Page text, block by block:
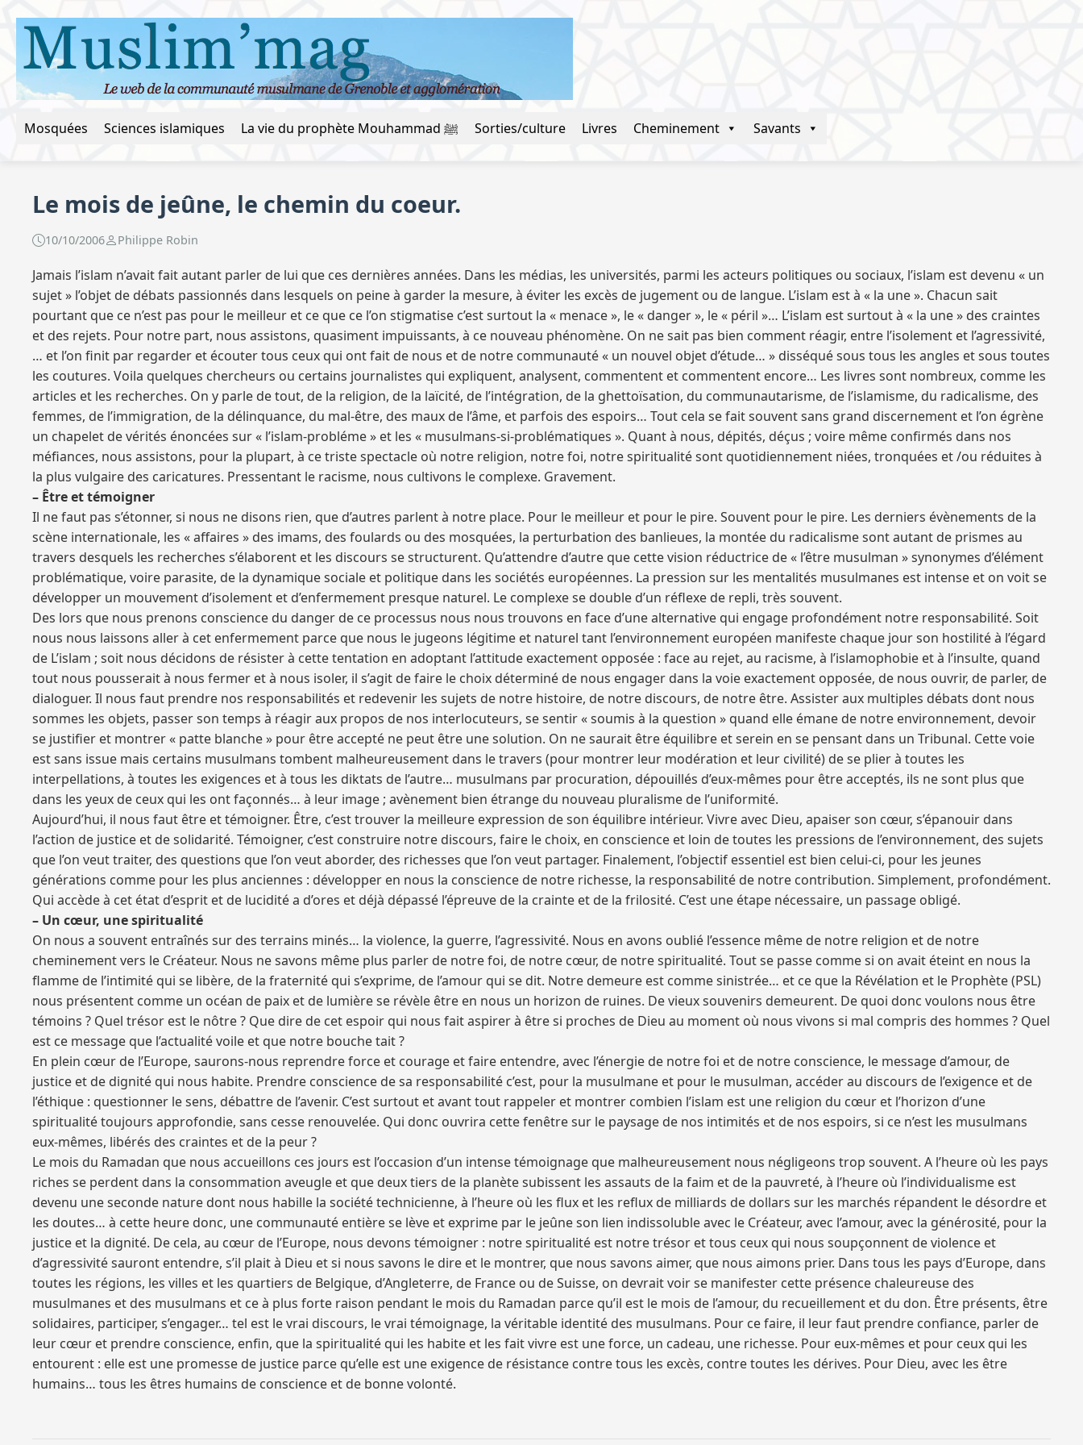
Mosquées Sciences islamiques La vie du prophète Mouhammad ﷺ Sorties/culture Livres Cheminement Savants
Le mois de jeûne, le chemin du coeur.
10/10/2006 Philippe Robin
Jamais l’islam n’avait fait autant parler de lui que ces dernières années. Dans les médias, les universités, parmi les acteurs politiques ou sociaux, l’islam est devenu « un
sujet » l’objet de débats passionnés dans lesquels on peine à garder la mesure, à éviter les excès de jugement ou de langue. L’islam est à « la une ». Chacun sait
pourtant que ce n’est pas pour le meilleur et ce que ce l’on stigmatise c’est surtout la « menace », le « danger », le « péril »… L’islam est surtout à « la une » des craintes
et des rejets. Pour notre part, nous assistons, quasiment impuissants, à ce nouveau phénomène. On ne sait pas bien comment réagir, entre l’isolement et l’agressivité,
… et l’on finit par regarder et écouter tous ceux qui ont fait de nous et de notre communauté « un nouvel objet d’étude… » disséqué sous tous les angles et sous toutes
les coutures. Voila quelques chercheurs ou certains journalistes qui expliquent, analysent, commentent et commentent encore… Les livres sont nombreux, comme les
articles et les recherches. On y parle de tout, de la religion, de la laïcité, de l’intégration, de la ghettoïsation, du communautarisme, de l’islamisme, du radicalisme, des
femmes, de l’immigration, de la délinquance, du mal-être, des maux de l’âme, et parfois des espoirs… Tout cela se fait souvent sans grand discernement et l’on égrène
un chapelet de vérités énoncées sur « l’islam-probléme » et les « musulmans-si-problématiques ». Quant à nous, dépités, déçus ; voire même confirmés dans nos
méfiances, nous assistons, pour la plupart, à ce triste spectacle où notre religion, notre foi, notre spiritualité sont quotidiennement niées, tronquées et /ou réduites à
la plus vulgaire des caricatures. Pressentant le racisme, nous cultivons le complexe. Gravement.
– Être et témoigner
Il ne faut pas s’étonner, si nous ne disons rien, que d’autres parlent à notre place. Pour le meilleur et pour le pire. Souvent pour le pire. Les derniers évènements de la
scène internationale, les « affaires » des imams, des foulards ou des mosquées, la perturbation des banlieues, la montée du radicalisme sont autant de prismes au
travers desquels les recherches s’élaborent et les discours se structurent. Qu’attendre d’autre que cette vision réductrice de « l’être musulman » synonymes d’élément
problématique, voire parasite, de la dynamique sociale et politique dans les sociétés européennes. La pression sur les mentalités musulmanes est intense et on voit se
développer un mouvement d’isolement et d’enfermement presque naturel. Le complexe se double d’un réflexe de repli, très souvent.
Des lors que nous prenons conscience du danger de ce processus nous nous trouvons en face d’une alternative qui engage profondément notre responsabilité. Soit
nous nous laissons aller à cet enfermement parce que nous le jugeons légitime et naturel tant l’environnement européen manifeste chaque jour son hostilité à l’égard
de L’islam ; soit nous décidons de résister à cette tentation en adoptant l’attitude exactement opposée : face au rejet, au racisme, à l’islamophobie et à l’insulte, quand
tout nous pousserait à nous fermer et à nous isoler, il s’agit de faire le choix déterminé de nous engager dans la voie exactement opposée, de nous ouvrir, de parler, de
dialoguer. Il nous faut prendre nos responsabilités et redevenir les sujets de notre histoire, de notre discours, de notre être. Assister aux multiples débats dont nous
sommes les objets, passer son temps à réagir aux propos de nos interlocuteurs, se sentir « soumis à la question » quand elle émane de notre environnement, devoir
se justifier et montrer « patte blanche » pour être accepté ne peut être une solution. On ne saurait être équilibre et serein en se pensant dans un Tribunal. Cette voie
est sans issue mais certains musulmans tombent malheureusement dans le travers (pour montrer leur modération et leur civilité) de se plier à toutes les
interpellations, à toutes les exigences et à tous les diktats de l’autre… musulmans par procuration, dépouillés d’eux-mêmes pour être acceptés, ils ne sont plus que
dans les yeux de ceux qui les ont façonnés… à leur image ; avènement bien étrange du nouveau pluralisme de l’uniformité.
Aujourd’hui, il nous faut être et témoigner. Être, c’est trouver la meilleure expression de son équilibre intérieur. Vivre avec Dieu, apaiser son cœur, s’épanouir dans
l’action de justice et de solidarité. Témoigner, c’est construire notre discours, faire le choix, en conscience et loin de toutes les pressions de l’environnement, des sujets
que l’on veut traiter, des questions que l’on veut aborder, des richesses que l’on veut partager. Finalement, l’objectif essentiel est bien celui-ci, pour les jeunes
générations comme pour les plus anciennes : développer en nous la conscience de notre richesse, la responsabilité de notre contribution. Simplement, profondément.
Qui accède à cet état d’esprit et de lucidité a d’ores et déjà dépassé l’épreuve de la crainte et de la frilosité. C’est une étape nécessaire, un passage obligé.
– Un cœur, une spiritualité
On nous a souvent entraînés sur des terrains minés… la violence, la guerre, l’agressivité. Nous en avons oublié l’essence même de notre religion et de notre
cheminement vers le Créateur. Nous ne savons même plus parler de notre foi, de notre cœur, de notre spiritualité. Tout se passe comme si on avait éteint en nous la
flamme de l’intimité qui se libère, de la fraternité qui s’exprime, de l’amour qui se dit. Notre demeure est comme sinistrée… et ce que la Révélation et le Prophète (PSL)
nous présentent comme un océan de paix et de lumière se révèle être en nous un horizon de ruines. De vieux souvenirs demeurent. De quoi donc voulons nous être
témoins ? Quel trésor est le nôtre ? Que dire de cet espoir qui nous fait aspirer à être si proches de Dieu au moment où nous vivons si mal compris des hommes ? Quel
est ce message que l’actualité voile et que notre bouche tait ?
En plein cœur de l’Europe, saurons-nous reprendre force et courage et faire entendre, avec l’énergie de notre foi et de notre conscience, le message d’amour, de
justice et de dignité qui nous habite. Prendre conscience de sa responsabilité c’est, pour la musulmane et pour le musulman, accéder au discours de l’exigence et de
l’éthique : questionner le sens, débattre de l’avenir. C’est surtout et avant tout rappeler et montrer combien l’islam est une religion du cœur et l’horizon d’une
spiritualité toujours approfondie, sans cesse renouvelée. Qui donc ouvrira cette fenêtre sur le paysage de nos intimités et de nos espoirs, si ce n’est les musulmans
eux-mêmes, libérés des craintes et de la peur ?
Le mois du Ramadan que nous accueillons ces jours est l’occasion d’un intense témoignage que malheureusement nous négligeons trop souvent. A l’heure où les pays
riches se perdent dans la consommation aveugle et que deux tiers de la planète subissent les assauts de la faim et de la pauvreté, à l’heure où l’individualisme est
devenu une seconde nature dont nous habille la société technicienne, à l’heure où les flux et les reflux de milliards de dollars sur les marchés répandent le désordre et
les doutes… à cette heure donc, une communauté entière se lève et exprime par le jeûne son lien indissoluble avec le Créateur, avec l’amour, avec la générosité, pour la
justice et la dignité. De cela, au cœur de l’Europe, nous devons témoigner : notre spiritualité est notre trésor et tous ceux qui nous soupçonnent de violence et
d’agressivité sauront entendre, s’il plait à Dieu et si nous savons le dire et le montrer, que nous savons aimer, que nous aimons prier. Dans tous les pays d’Europe, dans
toutes les régions, les villes et les quartiers de Belgique, d’Angleterre, de France ou de Suisse, on devrait voir se manifester cette présence chaleureuse des
musulmanes et des musulmans et ce à plus forte raison pendant le mois du Ramadan parce qu’il est le mois de l’amour, du recueillement et du don. Être présents, être
solidaires, participer, s’engager… tel est le vrai discours, le vrai témoignage, la véritable identité des musulmans. Pour ce faire, il leur faut prendre confiance, parler de
leur cœur et prendre conscience, enfin, que la spiritualité qui les habite et les fait vivre est une force, un cadeau, une richesse. Pour eux-mêmes et pour ceux qui les
entourent : elle est une promesse de justice parce qu’elle est une exigence de résistance contre tous les excès, contre toutes les dérives. Pour Dieu, avec les être
humains… tous les êtres humains de conscience et de bonne volonté.